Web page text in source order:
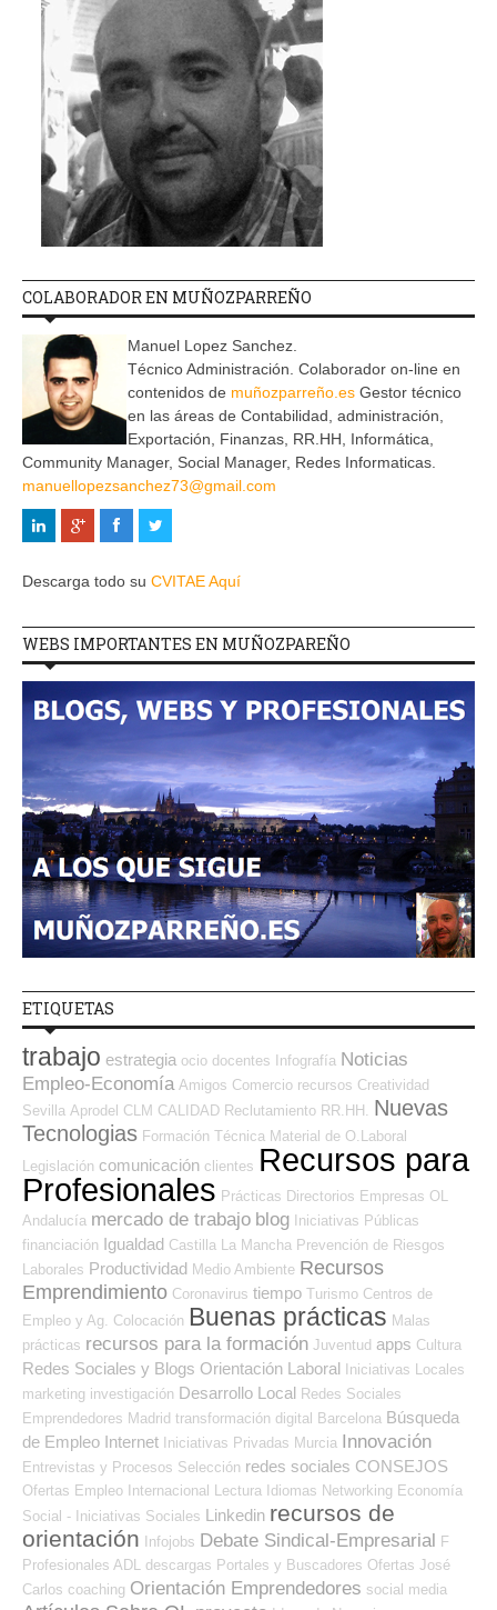
COLABORADOR EN MUÑOZPARREÑO
Manuel Lopez Sanchez.
Técnico Administración. Colaborador on-line en
contenidos de muñozparreño.es Gestor técnico
en las áreas de Contabilidad, administración,
Exportación, Finanzas, RR.HH, Informática,
Community Manager, Social Manager, Redes Informaticas.
manuellopezsanchez73@gmail.com
Descarga todo su CVITAE Aquí
WEBS IMPORTANTES EN MUÑOZPAREÑO
ETIQUETAS
trabajo estrategia ocio docentes Infografía Noticias
Empleo-Economía Amigos Comercio recursos Creatividad
Sevilla Aprodel CLM CALIDAD Reclutamiento RR.HH.
Nuevas
Tecnologias Formación Técnica Material de O.Laboral
Legislación comunicación clientes Recursos para
Profesionales Prácticas Directorios Empresas OL
Andalucía mercado de trabajo blog Iniciativas Públicas
financiación Igualdad Castilla La Mancha Prevención de Riesgos
Laborales Productividad Medio Ambiente Recursos
Emprendimiento Coronavirus tiempo Turismo Centros de
Empleo y Ag. Colocación Buenas prácticas Malas
prácticas recursos para la formación Juventud apps Cultura
Redes Sociales y Blogs Orientación Laboral Iniciativas Locales
marketing investigación Desarrollo Local Redes Sociales
Emprendedores Madrid transformación digital Barcelona Búsqueda
de Empleo Internet Iniciativas Privadas Murcia Innovación
Entrevistas y Procesos Selección redes sociales CONSEJOS
Ofertas Empleo Internacional Lectura Idiomas Networking Economía
Social - Iniciativas Sociales Linkedin recursos de
orientación Infojobs Debate Sindical-Empresarial F
Profesionales ADL
descargas Portales y Buscadores Ofertas José
Carlos coaching Orientación Emprendedores social media